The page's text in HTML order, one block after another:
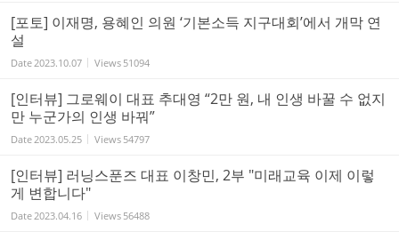
[포토] 이재명, 용혜인 의원 ‘기본소득 지구대회’에서 개막 연
설
Date2023.10.07 Views 51094
[인터뷰] 그로웨이 대표 추대영 “2만 원, 내 인생 바꿀 수 없지
만 누군가의 인생 바꿔”
Date2023.05.25 Views 54797
[인터뷰] 러닝스푼즈 대표 이창민, 2부 "미래교육 이제 이렇
게 변합니다"
Date2023.04.16 Views 56488